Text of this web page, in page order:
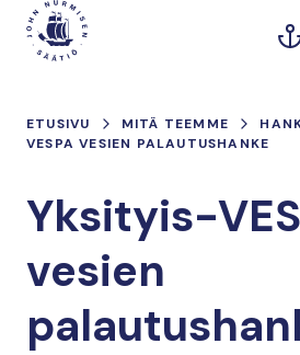
Hyppää
sisältöön
Päävalikko
ETUSIVU MITÄ TEEMME
VESPA VESIEN PALAUTUSHANKE
Yksityis-
vesien